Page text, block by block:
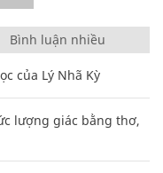
Bình luận nhiều
của Lý Nhã Kỳ
lượng giác bằng thơ,